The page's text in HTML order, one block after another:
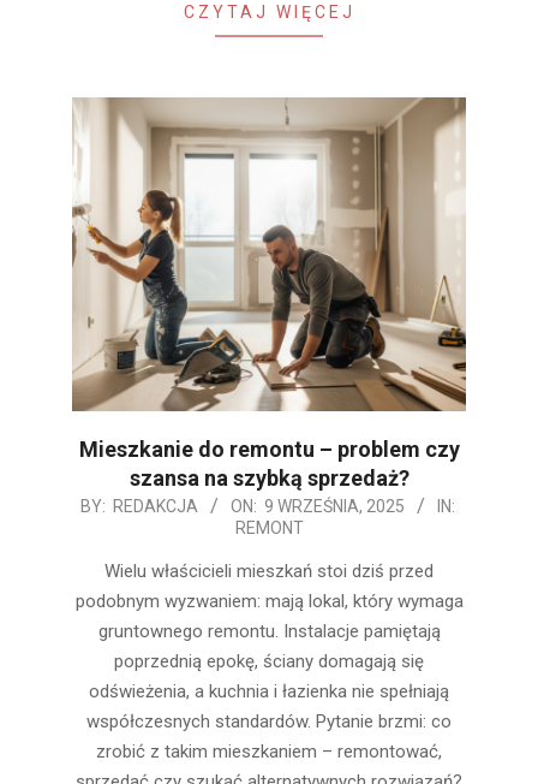
CZYTAJ WIĘCEJ
Mieszkanie do remontu – problem czy
szansa na szybką sprzedaż?
2025-
BY: REDAKCJA ON: 9 WRZEŚNIA, 2025
IN:
REMONT
Wielu właścicieli mieszkań stoi dziś przed
podobnym wyzwaniem: mają lokal, który wymaga
gruntownego remontu. Instalacje pamiętają
poprzednią epokę, ściany domagają się
odświeżenia, a kuchnia i łazienka nie spełniają
współczesnych standardów. Pytanie brzmi: co
zrobić z takim mieszkaniem – remontować,